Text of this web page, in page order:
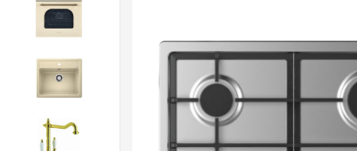
Кухонные мойки